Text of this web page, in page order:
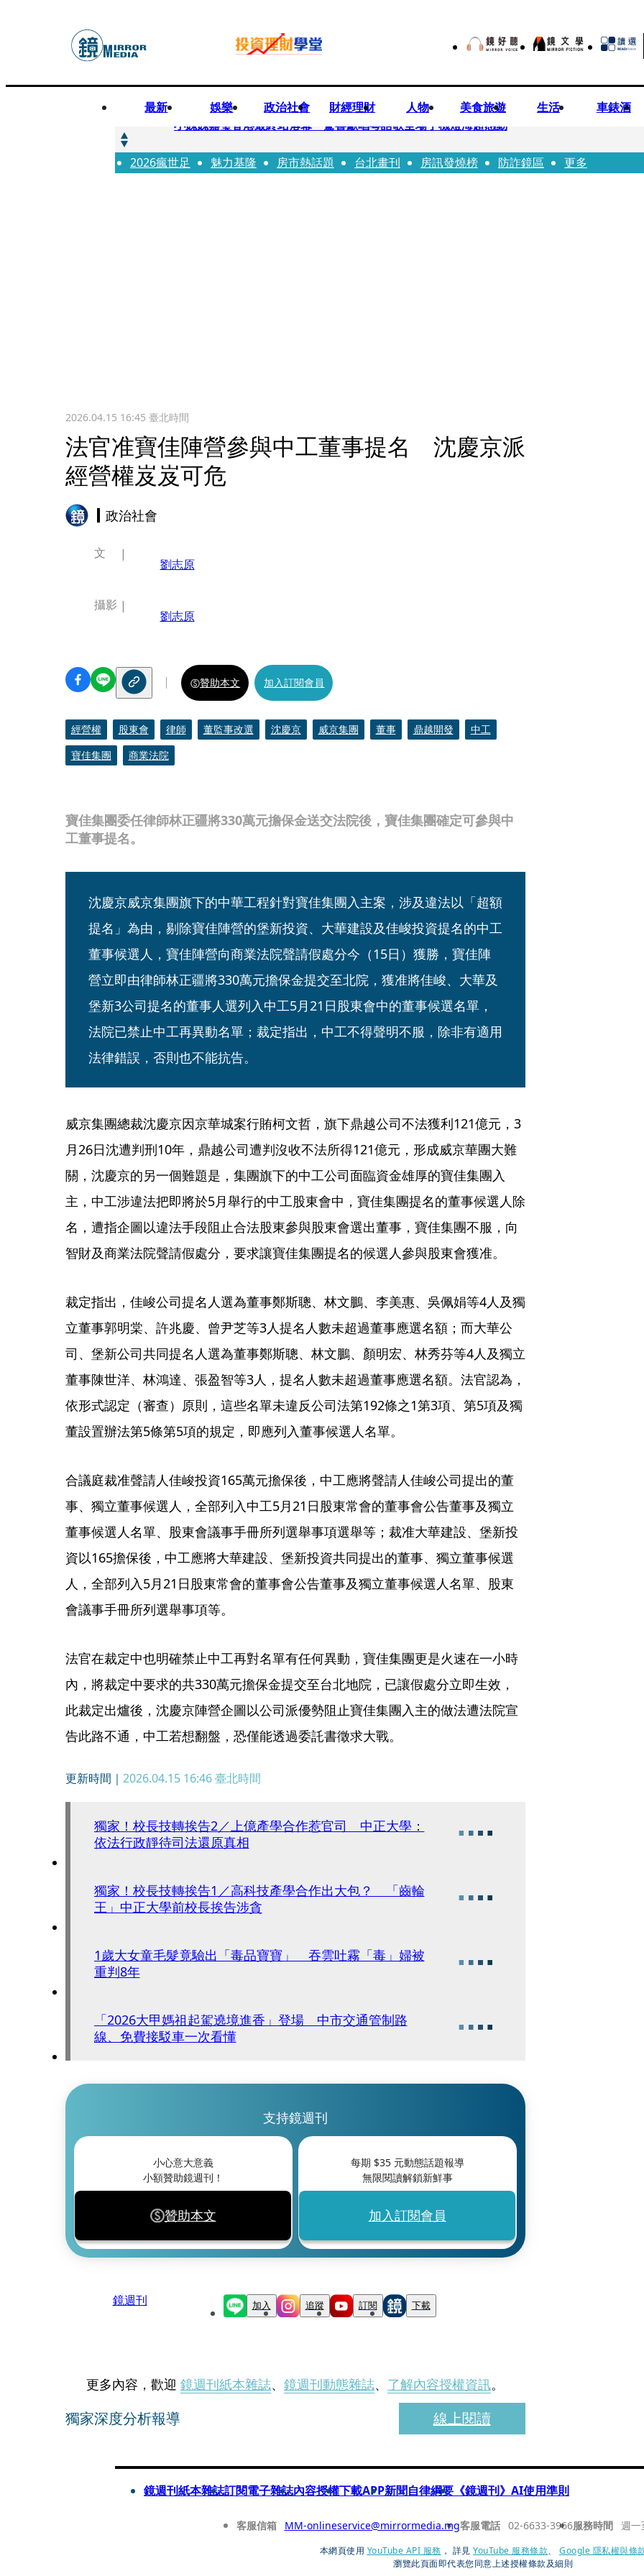
最新 娛樂 政治社會 財經理財 人物 美食旅遊 生活 車錶酒
快訊
小魏魏嘉瑩香港最終站落幕 驚喜獻唱粵語歌全場手機燈海超感動
快訊
台股明年有望挑戰5萬 杜金龍建議小資族這樣配置ETF
2026瘋世足 魅力基隆 房市熱話題 台北畫刊 房訊發燒榜 防詐鏡區 更多
2026.04.15 16:45 臺北時間
法官准寶佳陣營參與中工董事提名 沈慶京派
經營權岌岌可危
政治社會
寶佳集團委任律師林正疆將330萬元擔保金送交法院後，寶佳集團確定可參與中
工董事提名。
文
劉志原
攝影
劉志原
贊助本文 加入訂閱會員
經營權 股東會 律師 董監事改選 沈慶京 威京集團 董事 鼎越開發
中工
寶佳集團
商業法院
沈慶京威京集團旗下的中華工程針對寶佳集團入主案，涉及違法以「超額
提名」為由，剔除寶佳陣營的堡新投資、大華建設及佳峻投資提名的中工
董事候選人，寶佳陣營向商業法院聲請假處分今（15日）獲勝，寶佳陣
營立即由律師林正疆將330萬元擔保金提交至北院，獲准將佳峻、大華及
堡新3公司提名的董事人選列入中工5月21日股東會中的董事候選名單，
法院已禁止中工再異動名單；裁定指出，中工不得聲明不服，除非有適用
法律錯誤，否則也不能抗告。
威京集團總裁沈慶京因京華城案行賄柯文哲，旗下鼎越公司不法獲利121億元，3
月26日沈遭判刑10年，鼎越公司遭判沒收不法所得121億元，形成威京華團大難
關，沈慶京的另一個難題是，集團旗下的中工公司面臨資金雄厚的寶佳集團入
主，中工涉違法把即將於5月舉行的中工股東會中，寶佳集團提名的董事候選人除
名，遭指企圖以違法手段阻止合法股東參與股東會選出董事，寶佳集團不服，向
智財及商業法院聲請假處分，要求讓寶佳集團提名的候選人參與股東會獲准。
裁定指出，佳峻公司提名人選為董事鄭斯聰、林文鵬、李美惠、吳佩娟等4人及獨
立董事郭明棠、許兆慶、曾尹芝等3人提名人數未超過董事應選名額；而大華公
司、堡新公司共同提名人選為董事鄭斯聰、林文鵬、顏明宏、林秀芬等4人及獨立
董事陳世洋、林鴻達、張盈智等3人，提名人數未超過董事應選名額。法官認為，
依形式認定（審查）原則，這些名單未違反公司法第192條之1第3項、第5項及獨
董設置辦法第5條第5項的規定，即應列入董事候選人名單。
合議庭裁准聲請人佳峻投資165萬元擔保後，中工應將聲請人佳峻公司提出的董
事、獨立董事候選人，全部列入中工5月21日股東常會的董事會公告董事及獨立
董事候選人名單、股東會議事手冊所列選舉事項選舉等；裁准大華建設、堡新投
資以165擔保後，中工應將大華建設、堡新投資共同提出的董事、獨立董事候選
人，全部列入5月21日股東常會的董事會公告董事及獨立董事候選人名單、股東
會議事手冊所列選舉事項等。
法官在裁定中也明確禁止中工再對名單有任何異動，寶佳集團更是火速在一小時
內，將裁定中要求的共330萬元擔保金提交至台北地院，已讓假處分立即生效，
此裁定出爐後，沈慶京陣營企圖以公司派優勢阻止寶佳集團入主的做法遭法院宣
告此路不通，中工若想翻盤，恐僅能透過委託書徵求大戰。
更新時間｜ 2026.04.15 16:46臺北時間
獨家！校長技轉挨告2／上億產學合作惹官司 中正大學：
依法行政靜待司法還原真相
獨家！校長技轉挨告1／高科技產學合作出大包？ 「齒輪
王」中正大學前校長挨告涉貪
1歲大女童毛髮竟驗出「毒品寶寶」 吞雲吐霧「毒」婦被
重判8年
「2026大甲媽祖起駕遶境進香」登場 中市交通管制路
線、免費接駁車一次看懂
支持鏡週刊
小心意大意義
小額贊助鏡週刊！
贊助本文
每期 $35元動態話題報導
無限閱讀解鎖新鮮事
加入訂閱會員
鏡週刊 加入 追蹤 訂閱 下載
更多內容，歡迎 鏡週刊紙本雜誌、 鏡週刊動態雜誌、 了解內容授權資訊。
獨家深度分析報導 線上閱讀
鏡週刊紙本雜誌訂閱電子雜誌內容授權下載APP新聞自律綱要 《鏡週刊》AI使用準則
客服信箱 MM-onlineservice@mirrormedia.mg客服電話 02-6633-3966服務時間 週一
本網頁使用 YouTube API 服務 ， 詳見 YouTube 服務條款、
Google 隱私權與條
瀏覽此頁面即代表您同意上述授權條款及細則